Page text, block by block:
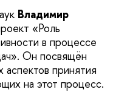
Владимир
«Роль
в процессе
Он посвящён
принятия
на этот процесс.